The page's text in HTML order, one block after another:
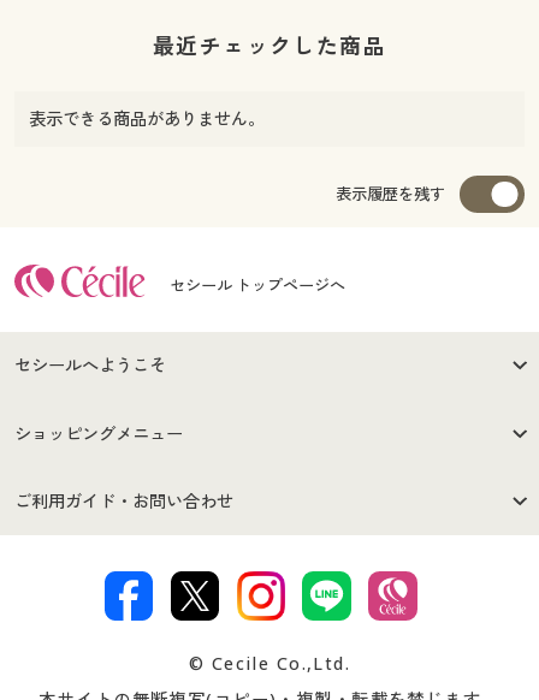
最近チェックした商品
表示できる商品がありません。
表示履歴を残す
セシール トップページへ
セシールへようこそ
はじめての方へ
セシールご利用規約
著作権・商標について 会社案内
ショッピングメニュー
商品カテゴリ
ご利用ガイド・お問い合わせ
交換・返品は お支払は
© Cecile Co.,Ltd.